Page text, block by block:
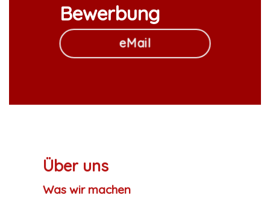
Bewerbung
eMail
Über uns
Was wir machen